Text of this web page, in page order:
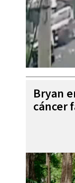
Bryan
cáncer